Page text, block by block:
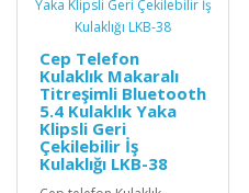
Cep Telefon
Kulaklık Makaralı
Titreşimli Bluetooth
5.4 Kulaklık Yaka
Klipsli Geri
Çekilebilir İş
Kulaklığı LKB-38